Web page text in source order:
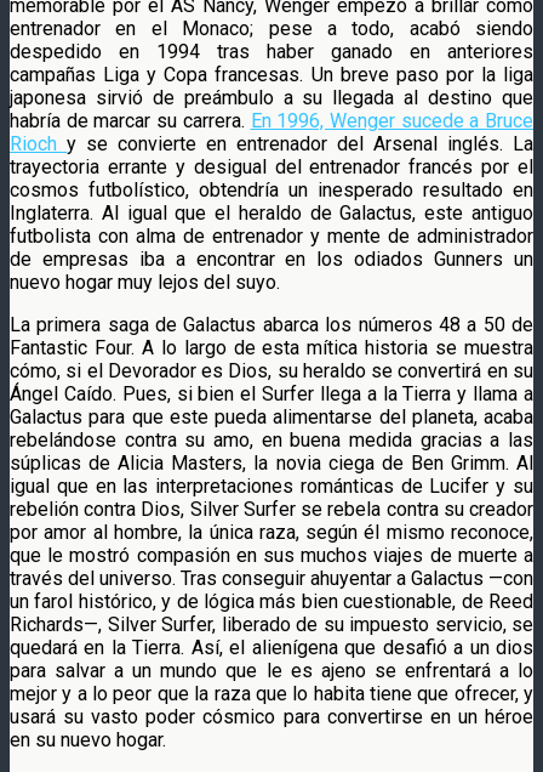
memorable por el AS Nancy, Wenger empezó a brillar como
entrenador en el Monaco; pese a todo, acabó siendo
despedido en 1994 tras haber ganado en anteriores
campañas Liga y Copa francesas. Un breve paso por la liga
japonesa sirvió de preámbulo a su llegada al destino que
habría de marcar su carrera. En 1996, Wenger sucede a Bruce
Rioch y se convierte en entrenador del Arsenal inglés. La
trayectoria errante y desigual del entrenador francés por el
cosmos futbolístico, obtendría un inesperado resultado en
Inglaterra. Al igual que el heraldo de Galactus, este antiguo
futbolista con alma de entrenador y mente de administrador
de empresas iba a encontrar en los odiados Gunners un
nuevo hogar muy lejos del suyo.
La primera saga de Galactus abarca los números 48 a 50 de
Fantastic Four. A lo largo de esta mítica historia se muestra
cómo, si el Devorador es Dios, su heraldo se convertirá en su
Ángel Caído. Pues, si bien el Surfer llega a la Tierra y llama a
Galactus para que este pueda alimentarse del planeta, acaba
rebelándose contra su amo, en buena medida gracias a las
súplicas de Alicia Masters, la novia ciega de Ben Grimm. Al
igual que en las interpretaciones románticas de Lucifer y su
rebelión contra Dios, Silver Surfer se rebela contra su creador
por amor al hombre, la única raza, según él mismo reconoce,
que le mostró compasión en sus muchos viajes de muerte a
través del universo. Tras conseguir ahuyentar a Galactus —con
un farol histórico, y de lógica más bien cuestionable, de Reed
Richards—, Silver Surfer, liberado de su impuesto servicio, se
quedará en la Tierra. Así, el alienígena que desafió a un dios
para salvar a un mundo que le es ajeno se enfrentará a lo
mejor y a lo peor que la raza que lo habita tiene que ofrecer, y
usará su vasto poder cósmico para convertirse en un héroe
en su nuevo hogar.